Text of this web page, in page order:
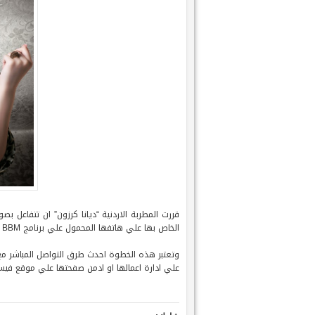
قررت المطربة الاردنية “ديانا كرزون” ان
الخاص بها علي هاتفها المحمول علي برنامج BBM الذي تدعمه هواتف بلاك بيري.
وتعتبر هذه الخطوة احدث طرق التواصل المباشر
علي ادارة اعمالها او ادمن صفحتها علي موقع